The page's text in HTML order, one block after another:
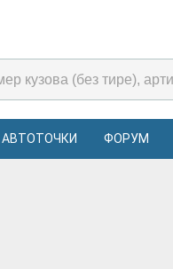
АВТОТОЧКИ ФОРУМ